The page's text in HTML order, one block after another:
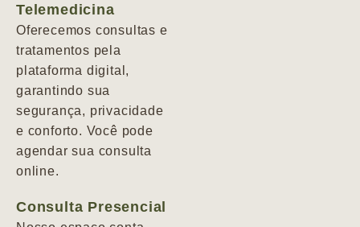
Telemedicina
Oferecemos consultas e
tratamentos pela
plataforma digital,
garantindo sua
segurança, privacidade
e conforto. Você pode
agendar sua consulta
online.
Consulta Presencial